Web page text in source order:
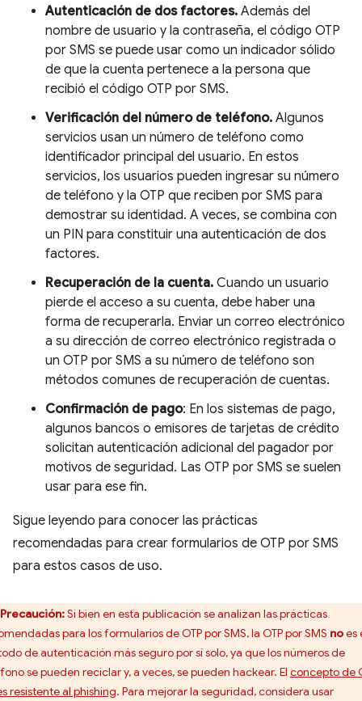
Autenticación de dos factores. Además del
nombre de usuario y la contraseña, el código OTP
por SMS se puede usar como un indicador sólido
de que la cuenta pertenece a la persona que
recibió el código OTP por SMS.
Verificación del número de teléfono. Algunos
servicios usan un número de teléfono como
identificador principal del usuario. En estos
servicios, los usuarios pueden ingresar su número
de teléfono y la OTP que reciben por SMS para
demostrar su identidad. A veces, se combina con
un PIN para constituir una autenticación de dos
factores.
Recuperación de la cuenta. Cuando un usuario
pierde el acceso a su cuenta, debe haber una
forma de recuperarla. Enviar un correo electrónico
a su dirección de correo electrónico registrada o
un OTP por SMS a su número de teléfono son
métodos comunes de recuperación de cuentas.
Confirmación de pago: En los sistemas de pago,
algunos bancos o emisores de tarjetas de crédito
solicitan autenticación adicional del pagador por
motivos de seguridad. Las OTP por SMS se suelen
usar para ese fin.
Sigue leyendo para conocer las prácticas
recomendadas para crear formularios de OTP por SMS
para estos casos de uso.
Precaución:Si bien en esta publicación se analizan las prácticas
para los formularios de OTP por SMS, la OTP por SMS noes
de autenticación más seguro por sí solo, ya que los números de
se pueden reciclar y, a veces, se pueden hackear. El concepto de
resistente al phishing. Para mejorar la seguridad, considera usar